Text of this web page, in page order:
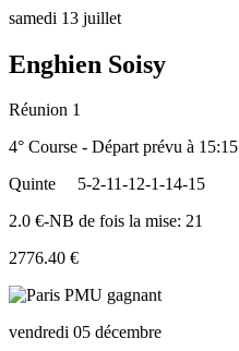
samedi 13 juillet
Enghien Soisy
Réunion 1
4° Course - Départ prévu à 15:15
Quinte
5-2-11-12-1-14-15
2.0 €-NB de fois la mise: 21
2776.40 €
vendredi 05 décembre